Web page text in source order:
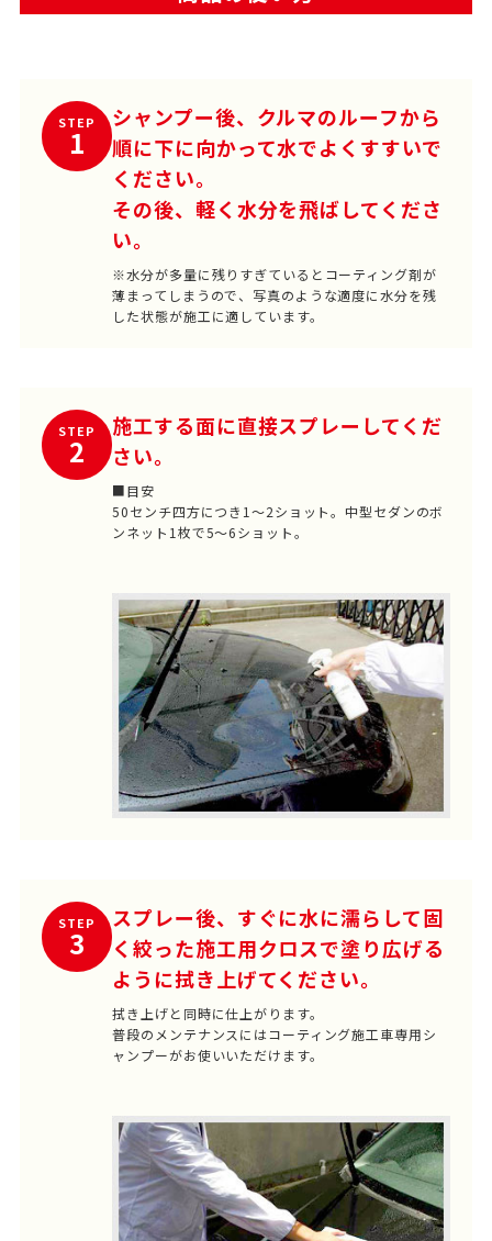
STEP
1
シャンプー後、クルマのルーフから
順に下に向かって水でよくすすいで
ください。
その後、軽く水分を飛ばしてくださ
い。
※水分が多量に残りすぎているとコーティング剤が
薄まってしまうので、写真のような適度に水分を残
した状態が施工に適しています。
STEP
2
施工する面に直接スプレーしてくだ
さい。
■目安
50センチ四方につき1～2ショット。中型セダンのボ
ンネット1枚で5～6ショット。
STEP
3
スプレー後、すぐに水に濡らして固
く絞った施工用クロスで塗り広げる
ように拭き上げてください。
拭き上げと同時に仕上がります。
普段のメンテナンスにはコーティング施工車専用シ
ャンプーがお使いいただけます。